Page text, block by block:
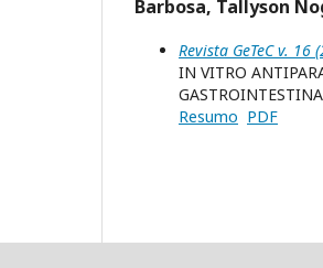
Barbosa, Tallyson
Revista GeTeC v. 16
IN VITRO
Resumo PDF